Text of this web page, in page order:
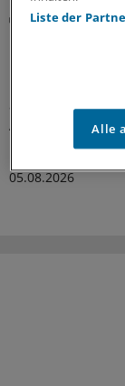
Diskriminierung
über
Ein neuer
anhand realer
Arztpraxen bei
05.08.2026
Liste der
Alle